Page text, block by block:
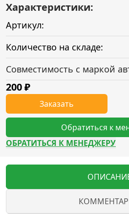
Характеристики:
Артикул:
Количество на складе:
Совместимость с маркой
200₽
Заказать
Обратиться к
ОБРАТИТЬСЯ К МЕНЕДЖЕРУ